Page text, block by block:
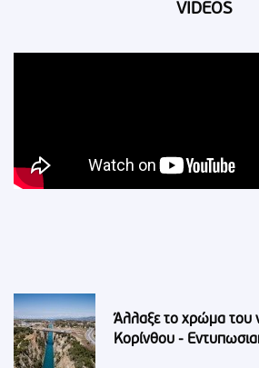
VIDEOS
Άλλαξε το χρώμα του
Κορίνθου -